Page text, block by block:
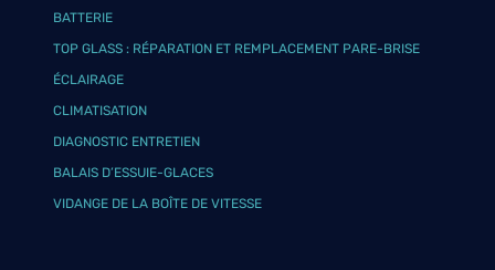
BATTERIE
TOP GLASS : RÉPARATION ET REMPLACEMENT PARE-BRISE
ÉCLAIRAGE
CLIMATISATION
DIAGNOSTIC ENTRETIEN
BALAIS D’ESSUIE-GLACES
VIDANGE DE LA BOÎTE DE VITESSE